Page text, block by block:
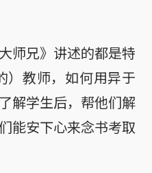
师兄》讲述的都是特
）教师，如何用异于
解学生后，帮他们解
能安下心来念书考取